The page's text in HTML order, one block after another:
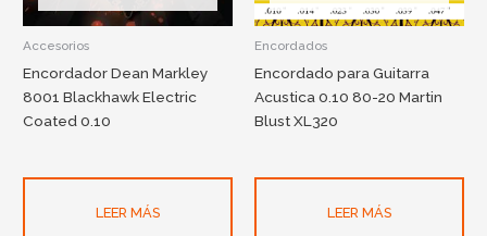
Accesorios
Encordador Dean Markley
8001 Blackhawk Electric
Coated 0.10
LEER MÁS
Encordados
Encordado para Guitarra
Acustica 0.10 80-20 Martin
Blust XL320
LEER MÁS